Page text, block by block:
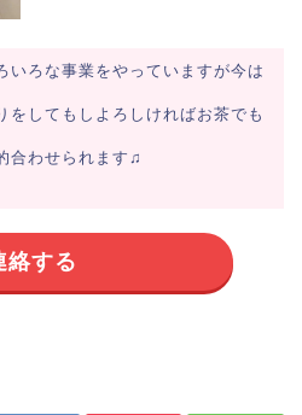
いろな事業をやっていますが今は
をしてもしよろしければお茶でも
合わせられます♫
絡する